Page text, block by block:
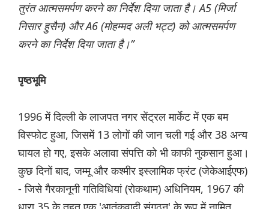
तुरंत आत्मसमर्पण करने का निर्देश दिया जाता है। A5 (मिर्जा
निसार हुसैन) और A6 (मोहम्मद अली भट्ट) को आत्मसमर्पण
करने का निर्देश दिया जाता है।”
पृष्ठभूमि
1996 में दिल्ली के लाजपत नगर सेंट्रल मार्केट में एक बम
विस्फोट हुआ, जिसमें 13 लोगों की जान चली गई और 38 अन्य
घायल हो गए, इसके अलावा संपत्ति को भी काफी नुकसान हुआ।
कुछ दिनों बाद, जम्मू और कश्मीर इस्लामिक फ्रंट (जेकेआईएफ)
- जिसे गैरकानूनी गतिविधियां (रोकथाम) अधिनियम, 1967 की